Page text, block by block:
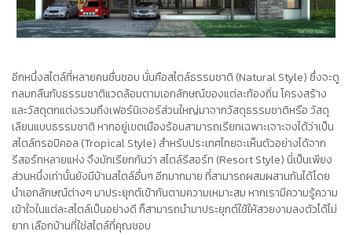
อีกหนึ่งสไตล์ที่หลายคนชื่นชอบ นั่นคือสไตล์ธรรมชาติ (Natural Style)ซึ่งจะดู
กลมกลืนกับธรรมชาติแวดล้อมตามเอกลักษณ์ของแต่ละท้องถิ่น โครงสร้าง
และวัสดุตกแต่งรวมถึงเฟอร์นิเจอร์ส่วนใหญ่มาจากวัสดุธรรมชาติหรือ วัสดุ
เลียนแบบธรรมชาติ หากอยู่เขตเมืองร้อนสามารถเรียกเฉพาะเจาะจงได้ว่าเป็น
สไตล์ทรอปิคอล (Tropical Style) สำหรับประเทศไทยจะเห็นตัวอย่างได้จาก
รีสอร์ทหลายแห่ง จึงมักเรียกกันว่า สไตล์รีสอร์ท (Resort Style)นี่เป็นเพียง
ส่วนหนึ่งเท่านั้นยังมีบ้านสไตล์อื่นๆ อีกมากมาย ที่สามารถผสมผสานกันได้โดย
นำเอกลักษณ์ต่างๆ มาประยุกต์เข้ากันตามความเหมาะสม หากเรามีความรู้ความ
เข้าใจในแต่ละสไตล์เป็นอย่างดี ก็สามารถนำมาประยุกต์ใช้ให้สวยงามลงตัวได้ไม่
ยาก เลือกบ้านที่ใช่สไตล์ที่คุณชอบ